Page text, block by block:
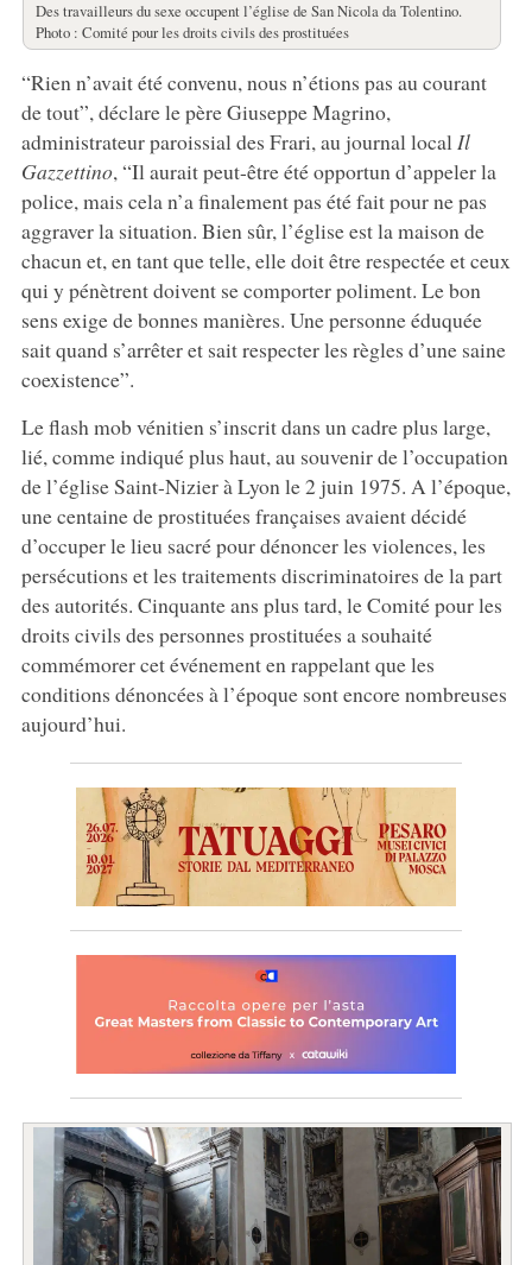
Des travailleurs du sexe occupent l’église de San Nicola da Tolentino.
Photo : Comité pour les droits civils des prostituées
“Rien n’avait été convenu, nous n’étions pas au courant
de tout”, déclare le père Giuseppe Magrino,
administrateur paroissial des Frari, au journal localIl
Gazzettino, “Il aurait peut-être été opportun d’appeler la
police, mais cela n’a finalement pas été fait pour ne pas
aggraver la situation. Bien sûr, l’église est la maison de
chacun et, en tant que telle, elle doit être respectée et ceux
qui y pénètrent doivent se comporter poliment. Le bon
sens exige de bonnes manières. Une personne éduquée
sait quand s’arrêter et sait respecter les règles d’une saine
coexistence”.
Le flash mob vénitien s’inscrit dans un cadre plus large,
lié, comme indiqué plus haut, au souvenir de l’occupation
de l’église Saint-Nizier à Lyon le 2 juin 1975. A l’époque,
une centaine de prostituées françaises avaient décidé
d’occuper le lieu sacré pour dénoncer les violences, les
persécutions et les traitements discriminatoires de la part
des autorités. Cinquante ans plus tard, le Comité pour les
droits civils des personnes prostituées a souhaité
commémorer cet événement en rappelant que les
conditions dénoncées à l’époque sont encore nombreuses
aujourd’hui.